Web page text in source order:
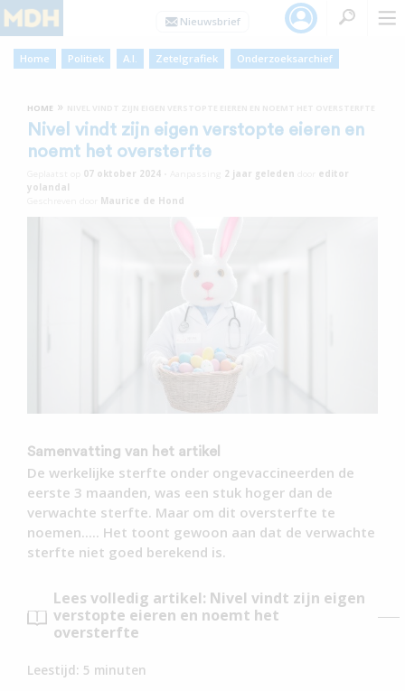
Home Politiek A.I. Zetelgrafiek Onderzoeksarchief
HOME »
Nivel vindt zijn eigen verstopte eieren en
noemt het oversterfte
07 oktober 2024 2 jaar geleden
editor
yolandal
Maurice de Hond
Samenvatting van het artikel
De werkelijke sterfte onder ongevaccineerden de
eerste 3 maanden, was een stuk hoger dan de
verwachte sterfte. Maar om dit oversterfte te
noemen..... Het toont gewoon aan dat de verwachte
sterfte niet goed berekend is.
Lees volledig artikel: Nivel vindt zijn eigen
verstopte eieren en noemt het
oversterfte
Leestijd: 5 minuten